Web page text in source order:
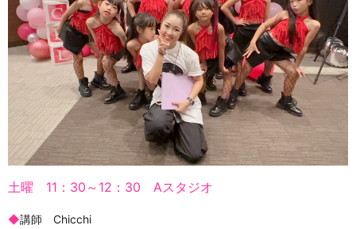
土曜 11：30～12：30 Aスタジオ
◆講師 Chicchi